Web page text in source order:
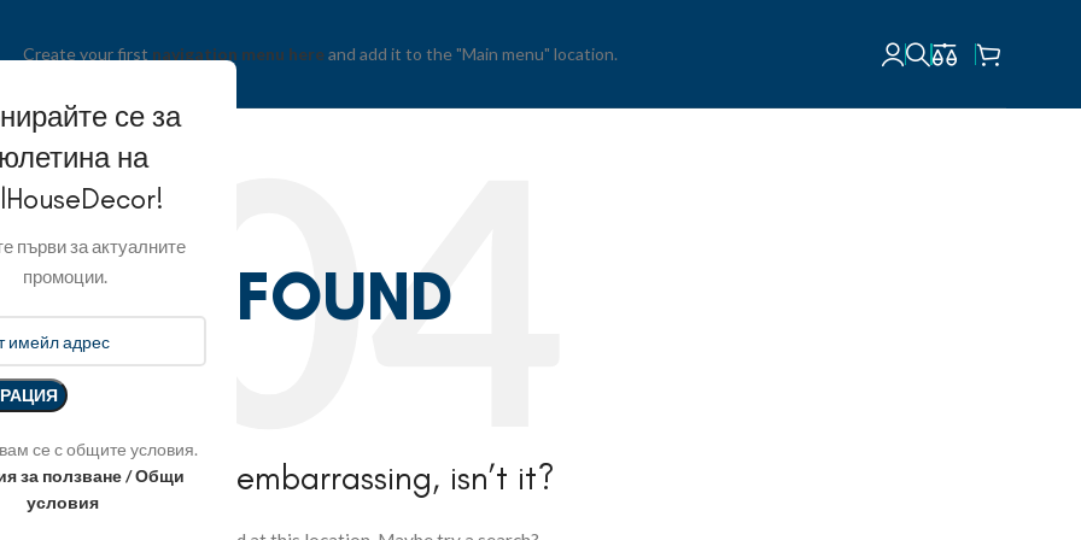
се за
на
първи за актуалните
промоции.
се с общите условия.
за ползване / Общи
условия
Create your first navigation menu hereand add it to the "Main menu" location.
NOT FOUND
is somewhat embarrassing, isn’t it?